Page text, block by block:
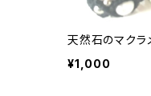
天然石のマクラ
¥1,000